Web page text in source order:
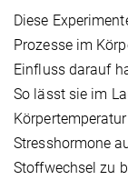
Diese
Prozesse im
Einfluss darauf
So lässt sie im
Stresshormone
Stoffwechsel zu